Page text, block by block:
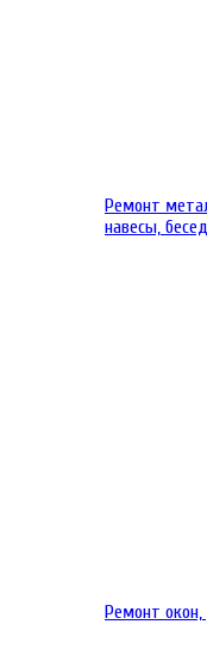
Ремонт
навесы,
Ремонт окон,